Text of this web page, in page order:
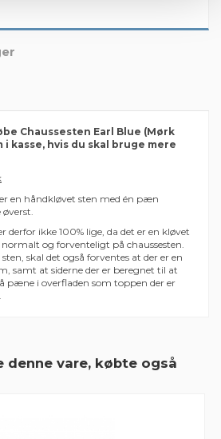
Chaussesten Earl Blue (Mørk
i kasse, hvis du skal bruge mere
en håndkløvet sten med én pæn
derfor ikke 100% lige, da det er en kløvet
og forventeligt på chaussesten.
skal det også forventes at der er en
samt at siderne der er beregnet til at
pæne i overfladen som toppen der er
denne vare, købte også